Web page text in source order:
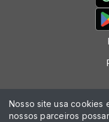
Nosso site usa cookies
nossos parceiros